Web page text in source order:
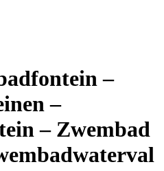
–
–
– Zwembad